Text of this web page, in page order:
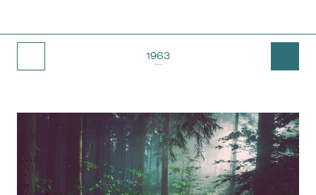
Osteti Dornieri kudumismasin, mis tähistab esimest sammu
kaasaegse kudumise suunas.
Kuulikindla tehnoloogia.
Tugevlike kaitsekangaste kudumine Twaroni kõrgtehnoloogilistest
materjalidest oli Jobi jaoks suur samm edasi. See tähendas kõrgete
nõuete ja mitteühtegi läbikukkumist.
1963
2012
2014
2015
2018